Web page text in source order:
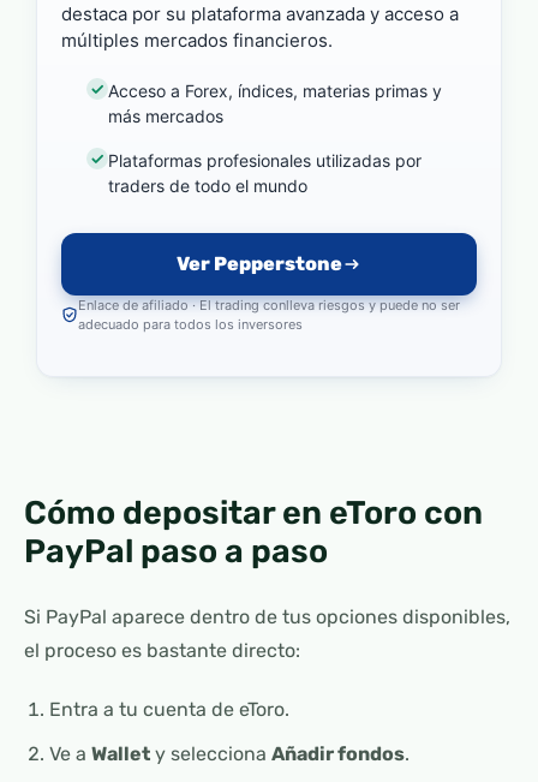
destaca por su plataforma avanzada y acceso a
múltiples mercados financieros.
Acceso a Forex, índices, materias primas y
más mercados
Plataformas profesionales utilizadas por
traders de todo el mundo
Ver Pepperstone
Enlace de afiliado · El trading conlleva riesgos y puede no ser
adecuado para todos los inversores
Cómo depositar en eToro con
PayPal paso a paso
Si PayPal aparece dentro de tus opciones disponibles,
el proceso es bastante directo:
Entra a tu cuenta de eToro.
Ve a Wallety selecciona Añadir fondos.